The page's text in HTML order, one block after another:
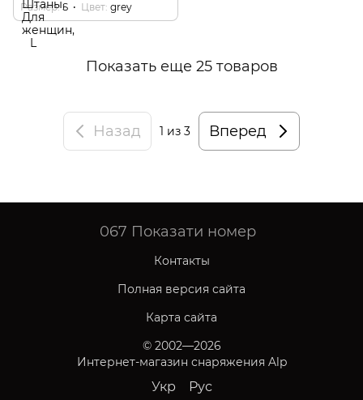
Размер S Цвет grey
Показать еще 25 товаров
Назад 1 из 3 Вперед
067 Показати номер
Контакты
Полная версия сайта
Карта сайта
© 2002—2026
Интернет-магазин снаряжения Alp
Укр Рус